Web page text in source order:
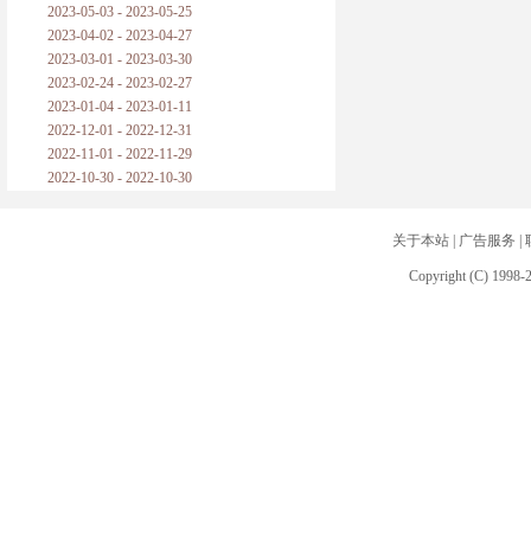
2023-05-03 - 2023-05-25
2023-04-02 - 2023-04-27
2023-03-01 - 2023-03-30
2023-02-24 - 2023-02-27
2023-01-04 - 2023-01-11
2022-12-01 - 2022-12-31
2022-11-01 - 2022-11-29
2022-10-30 - 2022-10-30
关于本站| 广告服务
Copyright (C) 1998-